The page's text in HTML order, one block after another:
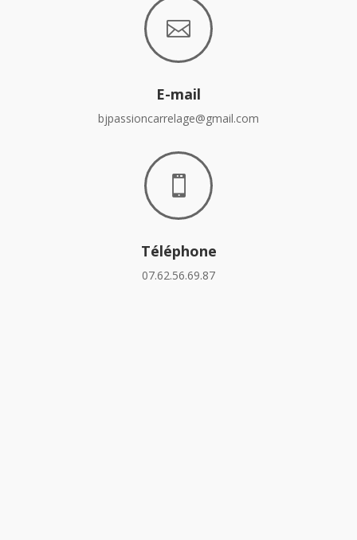

E-mail
bjpassioncarrelage@gmail.com

Téléphone
07.62.56.69.87